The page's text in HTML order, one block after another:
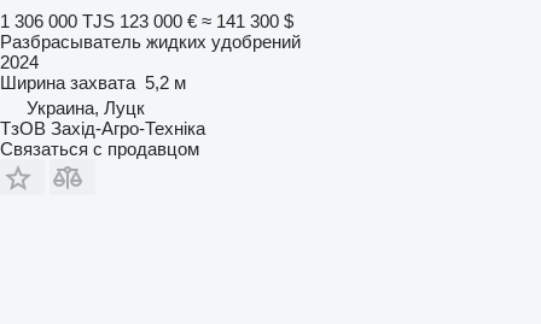
1 306 000 TJS 123 000 € ≈ 141 300 $
Разбрасыватель жидких удобрений
2024
Ширина захвата 5,2 м
Украина, Луцк
ТзОВ Захід-Агро-Техніка
Связаться с продавцом